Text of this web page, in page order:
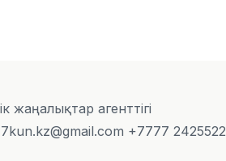
жаңалықтар агенттігі
+7777 2425522